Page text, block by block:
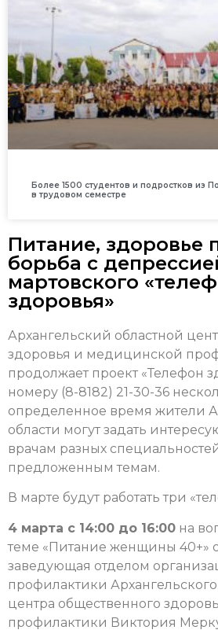
Более 1500 студентов и подростков из
в трудовом семестре
Питание, здоровье
борьба с
мартовского
здоровья»
Архангельский областной
здоровья и медицинской
продолжает проект «Телефон
номеру (8-8182) 21-30-36
определенное время жители
области могут задать
врачам разных
предложенным темам.
В марте будут работать три
4 марта с 14:00 до 16:00 на
теме «Питание женщины 40+»
заведующая отделом
профилактики Архангельского
центра общественного
профилактики Виктория